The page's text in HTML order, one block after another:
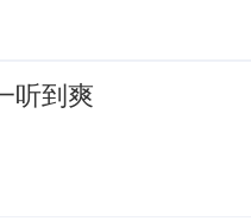
听到爽